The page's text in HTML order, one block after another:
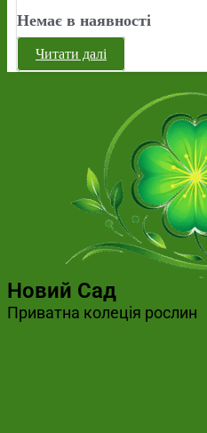
Немає в наявності
Читати далі
Новий Сад
Приватна колеція рослин